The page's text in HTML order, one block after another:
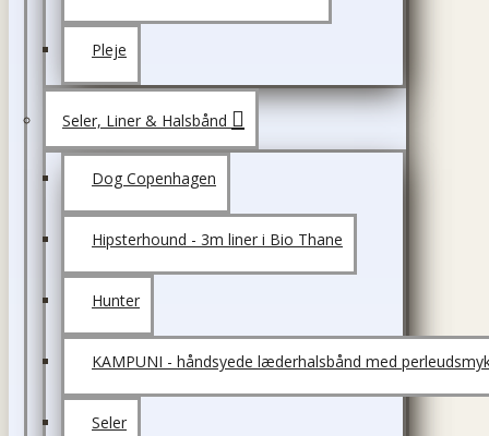
Pleje
Seler, Liner & Halsbånd
Dog Copenhagen
Hipsterhound - 3m liner i Bio Thane
Hunter
KAMPUNI - håndsyede læderhalsbånd med
Seler